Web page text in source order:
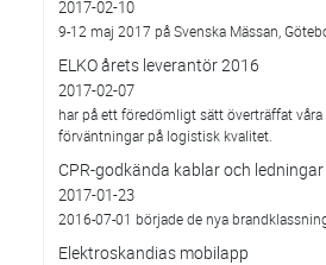
2017-02-10
9-12 maj 2017 på Svenska Mässan,
ELKO årets leverantör 2016
2017-02-07
har på ett föredömligt sätt överträffat
förväntningar på logistisk kvalitet.
CPR-godkända kablar och ledningar
2017-01-23
2016-07-01 började de nya
Elektroskandias mobilapp